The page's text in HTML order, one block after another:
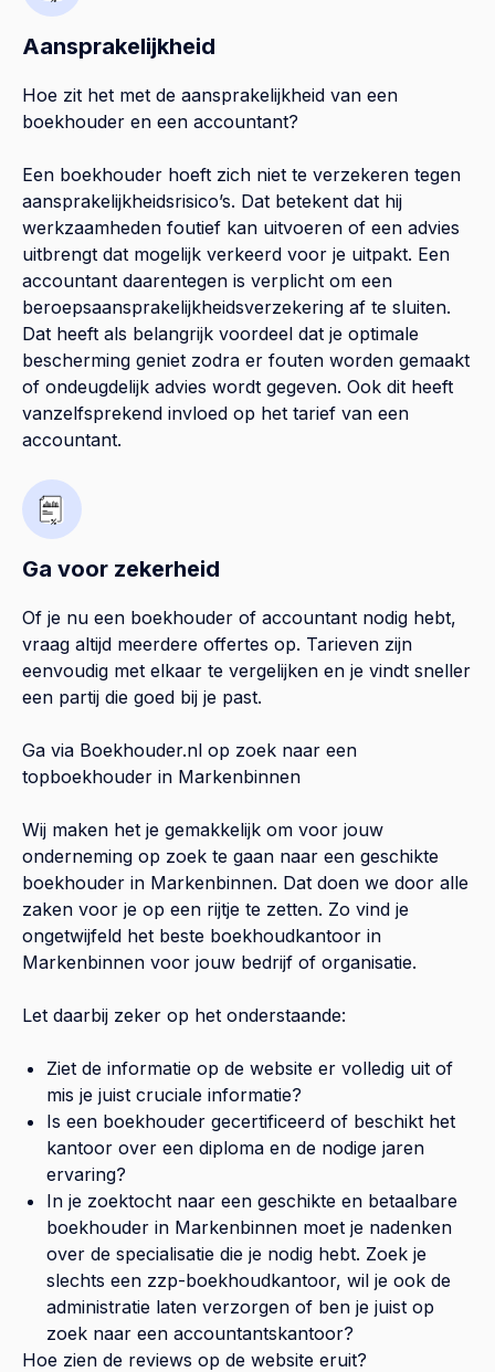
Aansprakelijkheid
Hoe zit het met de aansprakelijkheid van een
boekhouder en een accountant?
Een boekhouder hoeft zich niet te verzekeren tegen
aansprakelijkheidsrisico’s. Dat betekent dat hij
werkzaamheden foutief kan uitvoeren of een advies
uitbrengt dat mogelijk verkeerd voor je uitpakt. Een
accountant daarentegen is verplicht om een
beroepsaansprakelijkheidsverzekering af te sluiten.
Dat heeft als belangrijk voordeel dat je optimale
bescherming geniet zodra er fouten worden gemaakt
of ondeugdelijk advies wordt gegeven. Ook dit heeft
vanzelfsprekend invloed op het tarief van een
accountant.
Ga voor zekerheid
Of je nu een boekhouder of accountant nodig hebt,
vraag altijd meerdere offertes op. Tarieven zijn
eenvoudig met elkaar te vergelijken en je vindt sneller
een partij die goed bij je past.
Ga via Boekhouder.nl op zoek naar een
topboekhouder in Markenbinnen
Wij maken het je gemakkelijk om voor jouw
onderneming op zoek te gaan naar een geschikte
boekhouder in Markenbinnen. Dat doen we door alle
zaken voor je op een rijtje te zetten. Zo vind je
ongetwijfeld het beste boekhoudkantoor in
Markenbinnen voor jouw bedrijf of organisatie.
Let daarbij zeker op het onderstaande:
Ziet de informatie op de website er volledig uit of
mis je juist cruciale informatie?
Is een boekhouder gecertificeerd of beschikt het
kantoor over een diploma en de nodige jaren
ervaring?
In je zoektocht naar een geschikte en betaalbare
boekhouder in Markenbinnen moet je nadenken
over de specialisatie die je nodig hebt. Zoek je
slechts een zzp-boekhoudkantoor, wil je ook de
administratie laten verzorgen of ben je juist op
zoek naar een accountantskantoor?
Hoe zien de reviews op de website eruit?